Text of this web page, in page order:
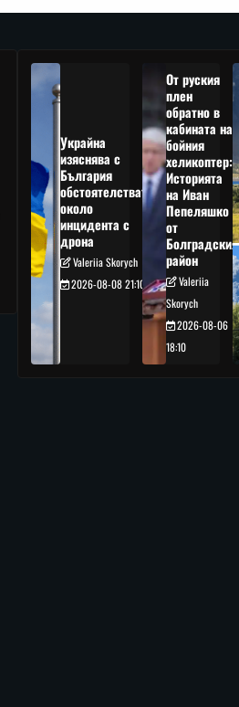
Украйна
изяснява с
България
обстоятелствата
около
инцидента с
дрона
Valeriia Skorych
2026-08-08 21:10
От руския
плен
обратно в
кабината на
бойния
хеликоптер:
Историята
на Иван
Пепеляшко
от
Болградския
район
Valeriia
Skorych
2026-08-06
18:10